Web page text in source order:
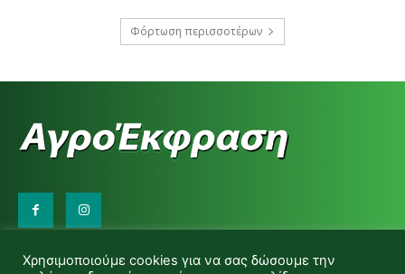
Φόρτωση περισσοτέρων
d.makas@yahoo.gr
Χρησιμοποιούμε cookies για να σας δώσουμε την